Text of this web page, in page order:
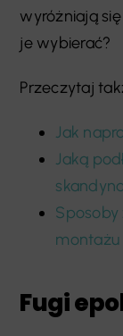
wyróżniają
je wybierać?
Przeczytaj
Jak
Jaką
montażu
Fugi